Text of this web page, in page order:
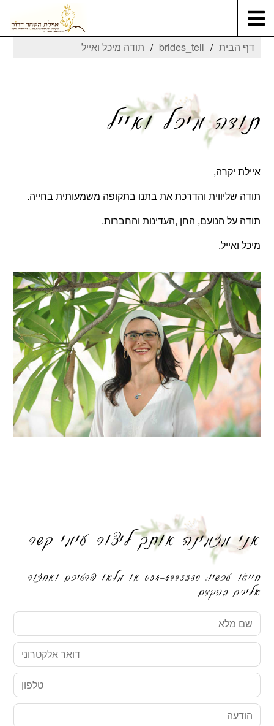
דף הבית brides_tell תודה מיכל ואייל
תודה מיכל ואייל
איילת יקרה,
תודה שליווית והדרכת את בתנו בתקופה משמעותית בחייה.
תודה על הנועם, החן ,העדינות והחברות.
מיכל ואייל.
אני מזמינה אותך ליצור עימי קשר
חייגו עכשיו: 054-4993380 או מלאו פרטיכם ואחזור
אליכם בהקדם
שם
מלא
דואר
אלקטרוני
טלפון
הודעה